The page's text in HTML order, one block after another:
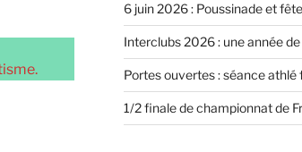
6 juin 2026 : Poussinade et
Interclubs 2026 : une année
Portes ouvertes : séance athlé
1/2 finale de championnat de